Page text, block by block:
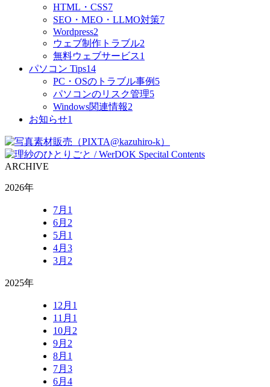
HTML・CSS7
SEO・MEO・LLMO対策7
Wordpress2
ウェブ制作トラブル2
無料ウェブサービス1
パソコン Tips14
PC・OSのトラブル事例 5
パソコンのリスク管理5
Windows関連情報2
お知らせ1
ARCHIVE
2026年
7月 1
6月 2
5月 1
4月 3
3月 2
2025年
12月 1
11月 1
10月 2
9月 2
8月 1
7月 3
6月 4